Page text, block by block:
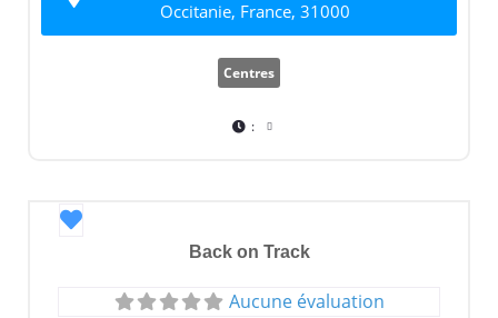
Occitanie, France, 31000
Centres
:
Favori
Back on Track
Aucune évaluation